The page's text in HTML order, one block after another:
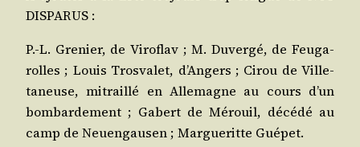
DISPARUS :
P.-L. Gre­nier, de Viro­flav ; M. Duver­gé, de Feu­ga­
rolles ; Louis Tros­va­let, d’An­gers ; Cirou de Vil­le­
ta­neuse, mitraillé en Alle­magne au cours d’un
bom­bar­de­ment ; Gabert de Mérouil, décé­dé au
camp de Neuen­gau­sen ; Mar­gue­ritte Guépet.